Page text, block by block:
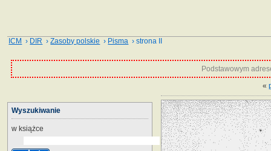
ICM › DIR ›Zasoby polskie › Pisma › strona II
Podstawowym
«
Wyszukiwanie
w książce